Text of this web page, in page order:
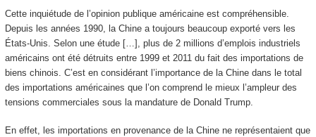
Cette inquiétude de l’opinion publique américaine est compréhensible.
Depuis les années 1990, la Chine a toujours beaucoup exporté vers les
États-Unis. Selon une étude […], plus de 2 millions d’emplois industriels
américains ont été détruits entre 1999 et 2011 du fait des importations de
biens chinois. C’est en considérant l’importance de la Chine dans le total
des importations américaines que l’on comprend le mieux l’ampleur des
tensions commerciales sous la mandature de Donald Trump.
En effet, les importations en provenance de la Chine ne représentaient que